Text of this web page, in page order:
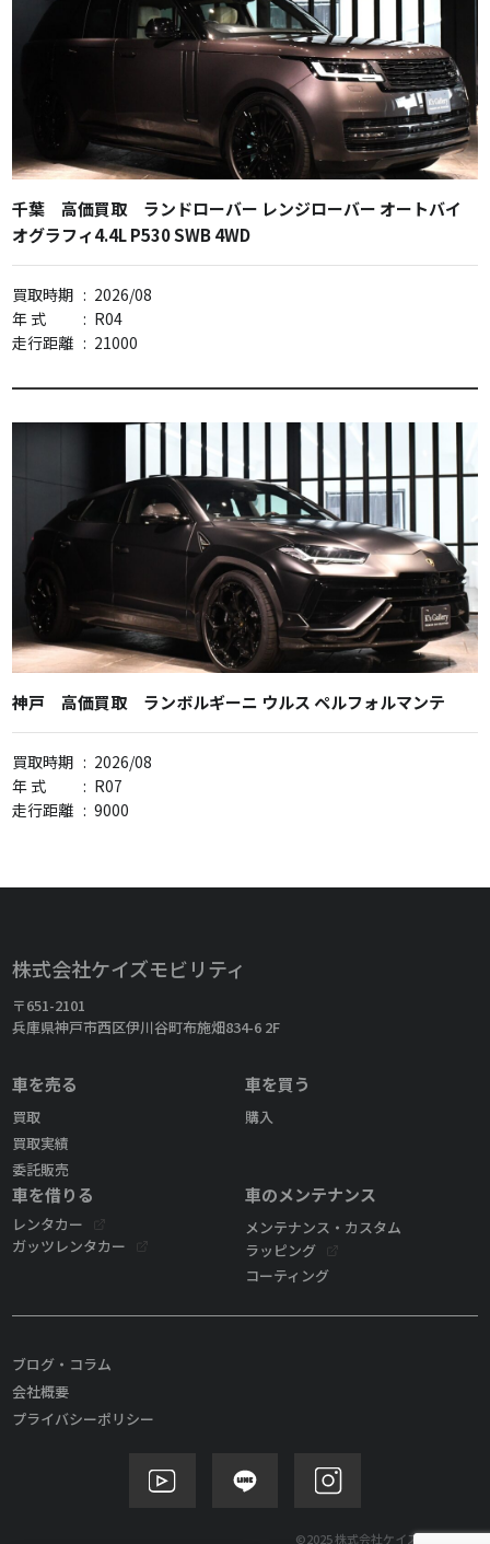
千葉 高価買取 ランドローバー レンジローバー オートバイ
オグラフィ4.4L P530 SWB 4WD
買取時期 : 2026/08
年 式
: R04
走行距離 : 21000
神戸 高価買取 ランボルギーニ ウルス ペルフォルマンテ
買取時期 : 2026/08
年 式
: R07
走行距離 : 9000
株式会社ケイズモビリティ
〒651-2101
兵庫県神戸市西区伊川谷町布施畑834-6 2F
車を売る
買取
買取実績
委託販売
車を買う
購入
車を借りる
レンタカー
ガッツレンタカー
車のメンテナンス
メンテナンス・カスタム
ラッピング
コーティング
ブログ・コラム
会社概要
プライバシーポリシー
©2025 株式会社ケイズモビリティ